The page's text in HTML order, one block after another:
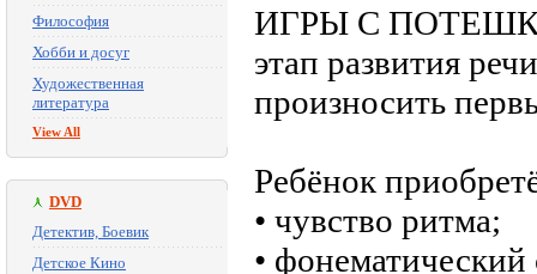
Философия
Хобби и досуг
Художественная
литература
View All
DVD
Детектив, Боевик
Детское Кино
ИГРЫ С
этап развития
произносить
Ребёнок
• чувство ритма;
• фонематический